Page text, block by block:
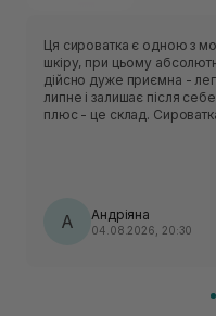
Ця сироватка є одною з
шкіру, при цьому
дійсно дуже приємна - легка, швидко поглинається, не
липне і залишає після
плюс - це склад.
А Андріяна
04.08.2026, 20:30